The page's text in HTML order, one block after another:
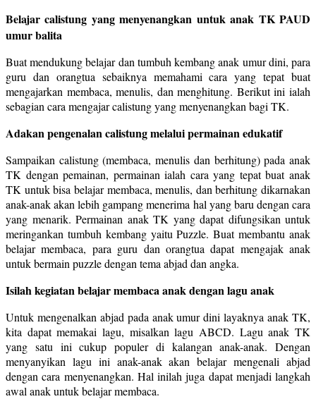
Belajar calistung yang menyenangkan untuk anak TK PAUD
umur balita
Buat mendukung belajar dan tumbuh kembang anak umur dini, para
guru dan orangtua sebaiknya memahami cara yang tepat buat
mengajarkan membaca, menulis, dan menghitung. Berikut ini ialah
sebagian cara mengajar calistung yang menyenangkan bagi TK.
Adakan pengenalan calistung melalui permainan edukatif
Sampaikan calistung (membaca, menulis dan berhitung) pada anak
TK dengan pemainan, permainan ialah cara yang tepat buat anak
TK untuk bisa belajar membaca, menulis, dan berhitung dikarnakan
anak-anak akan lebih gampang menerima hal yang baru dengan cara
yang menarik. Permainan anak TK yang dapat difungsikan untuk
meringankan tumbuh kembang yaitu Puzzle. Buat membantu anak
belajar membaca, para guru dan orangtua dapat mengajak anak
untuk bermain puzzle dengan tema abjad dan angka.
Isilah kegiatan belajar membaca anak dengan lagu anak
Untuk mengenalkan abjad pada anak umur dini layaknya anak TK,
kita dapat memakai lagu, misalkan lagu ABCD. Lagu anak TK
yang satu ini cukup populer di kalangan anak-anak. Dengan
menyanyikan lagu ini anak-anak akan belajar mengenali abjad
dengan cara menyenangkan. Hal inilah juga dapat menjadi langkah
awal anak untuk belajar membaca.